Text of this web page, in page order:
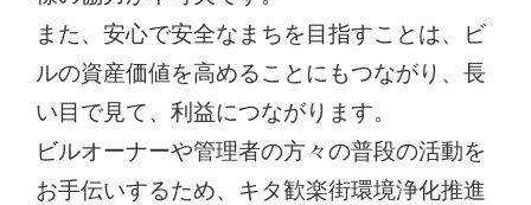
また、安心で安全なまちを目指すことは、ビ
ルの資産価値を高めることにもつながり、長
い目で見て、利益につながります。
ビルオーナーや管理者の方々の普段の活動を
お手伝いするため、キタ歓楽街環境浄化推進